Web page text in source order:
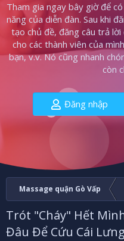
Tham gia ngay bây giờ để
năng của diễn đàn. Sau khi
tạo chủ đề, đăng câu trả
cho các thành viên của
bạn, v.v. Nó cũng nhanh
còn
Đăng nhập
Massage quận Gò Vấp
Trót "Cháy" Hết
Đâu Để Cứu Cái